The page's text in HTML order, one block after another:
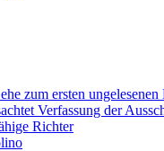
Verfassung der
Richter